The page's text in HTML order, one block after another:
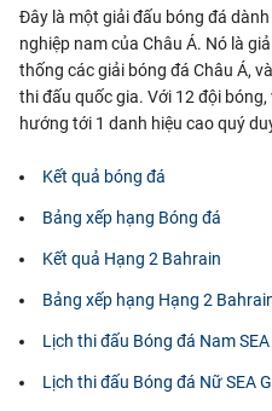
Đây là một giải đấu bóng đá
nghiệp nam của Châu Á. Nó là
thống các giải bóng đá Châu Á,
thi đấu quốc gia. Với 12 đội
hướng tới 1 danh hiệu cao quý
Kết quả bóng đá
Bảng xếp hạng Bóng đá
Kết quả Hạng 2 Bahrain
Bảng xếp hạng Hạng 2
Lịch thi đấu Bóng đá Nam
Lịch thi đấu Bóng đá Nữ SEA